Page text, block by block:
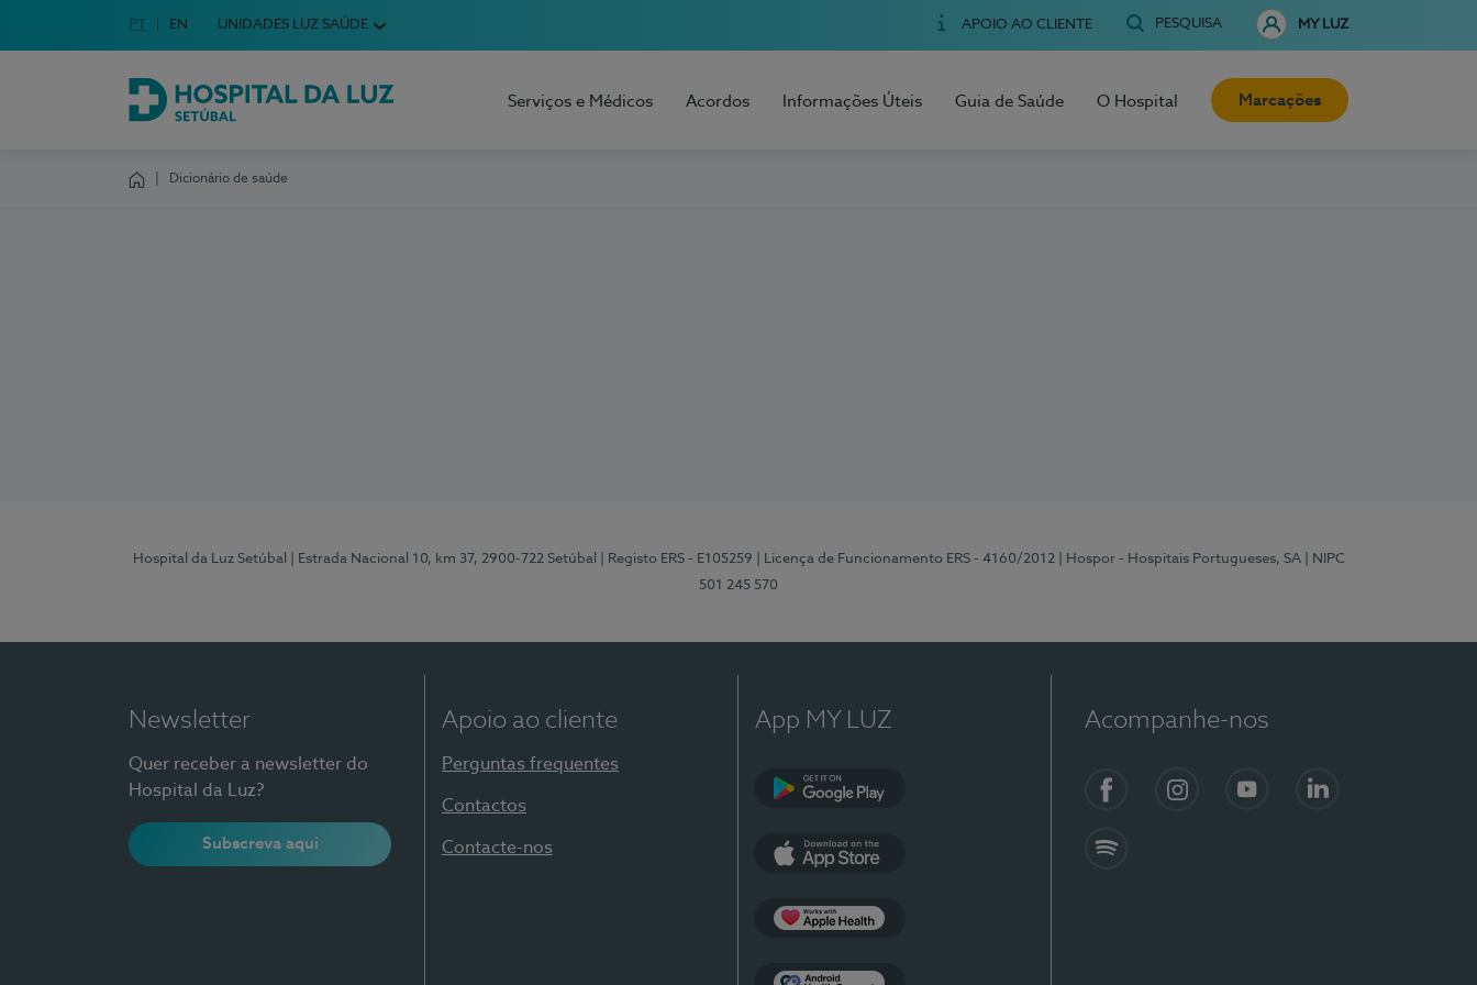
Escolha o seu idioma
Idioma em Português
PT English Language
EN UNIDADES LUZ SAÚDE APOIO AO CLIENTE PESQUISA MY LUZ
Hospital da Luz Setúbal
Serviços e Médicos Acordos Informações Úteis Guia de Saúde O Hospital Marcações
Dicionário de saúde
Hospital da Luz Setúbal | Estrada Nacional 10, km 37, 2900-722 Setúbal | Registo ERS - E105259 | Licença de Funcionamento ERS - 4160/2012 | Hospor - Hospitais Portugueses, SA
| NIPC
501 245 570
Newsletter
Quer receber a newsletter do
Hospital da Luz?
Subscreva aqui
Apoio ao cliente
Perguntas frequentes
Contactos
Contacte-nos
App MY LUZ Acompanhe-nos